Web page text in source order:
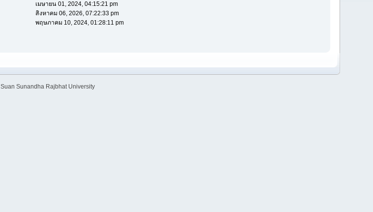
เมษายน 01, 2024, 04:15:21 pm
สิงหาคม 06, 2026, 07:22:33 pm
พฤษภาคม 10, 2024, 01:28:11 pm
Suan Sunandha Rajbhat University